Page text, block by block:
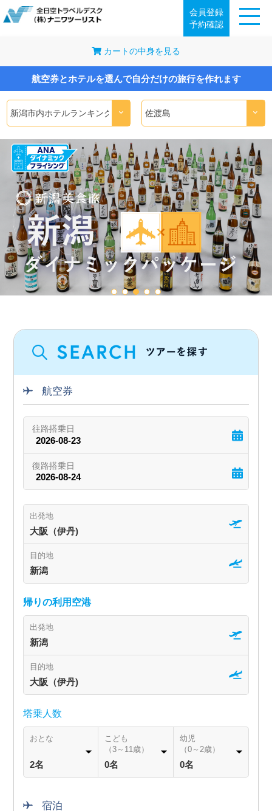
会員登録
予約確認
カートの中身を見る
航空券とホテルを選んで自分だけの旅行を作れます
航空券
出発地
大阪（伊丹)
目的地
新潟
帰りの利用空港
出発地
新潟
目的地
大阪（伊丹)
塔乗人数
おとな
2名
こども
（3～11歳）
0名
幼児
（0～2歳）
0名
宿泊